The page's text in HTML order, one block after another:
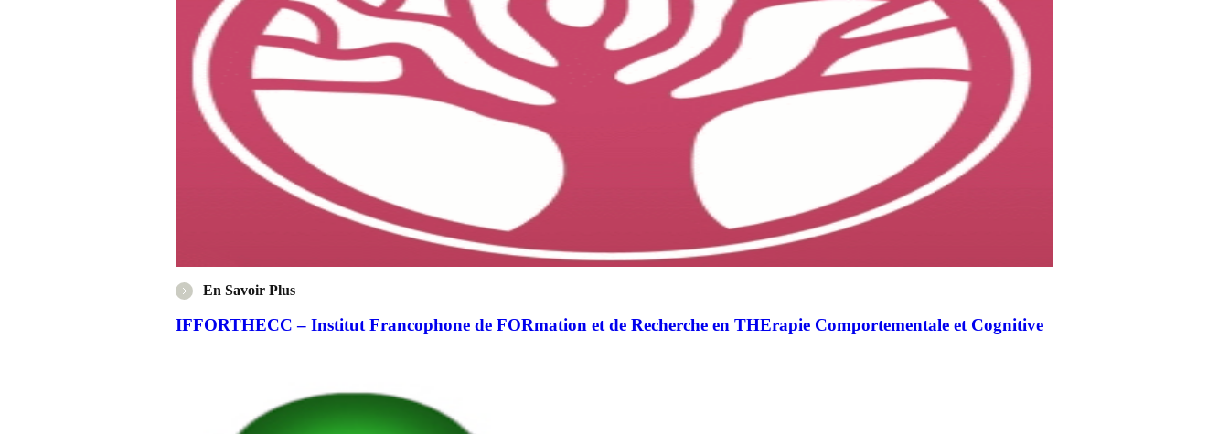
En Savoir Plus
IFFORTHECC – Institut Francophone de FORmation et de Recherche en THErapie Comportementale et Cognitive